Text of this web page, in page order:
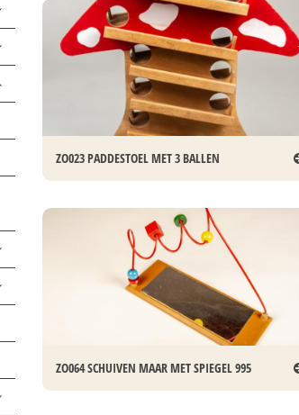
ZO023 PADDESTOEL MET 3 BALLEN
ZO064 SCHUIVEN MAAR MET SPIEGEL 995